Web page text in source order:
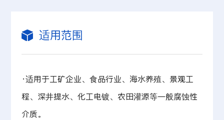
适用范围
·适用于工矿企业、食品行业、海水养殖、景观工
程、深井提水、化工电镀、农田灌源等一般腐蚀性
介质。